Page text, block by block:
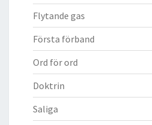
Flytande gas
Första förband
Ord för ord
Doktrin
Saliga